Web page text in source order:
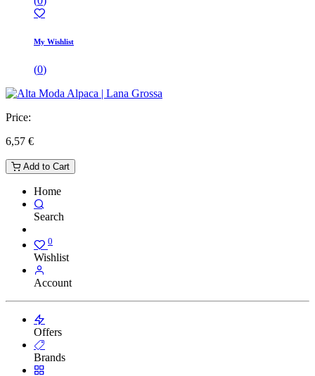
My Wishlist
(0)
Price:
6,57 €
Add to Cart
Home
Search
0
Wishlist
Account
Offers
Brands